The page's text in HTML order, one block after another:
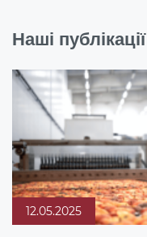
Наші
12.05.2025